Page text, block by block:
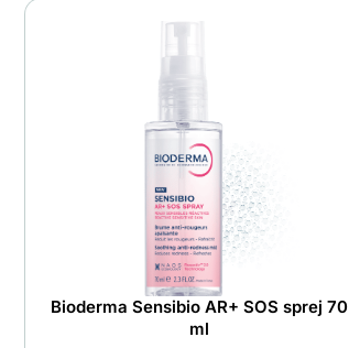
Bioderma Sensibio AR+ SOS sprej 70
ml